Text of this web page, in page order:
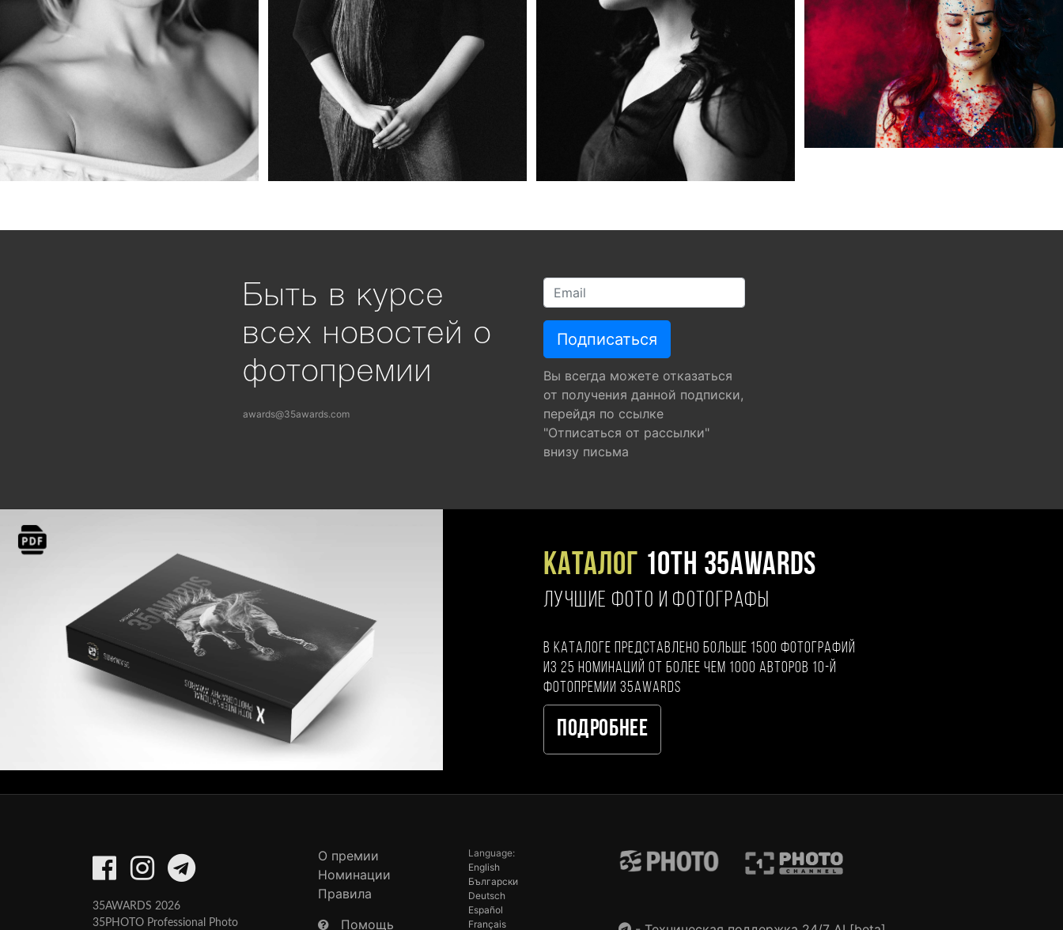
Быть в курсе
всех новостей о
фотопремии
awards@35awards.com
Вы всегда можете отказаться
от получения данной подписки,
перейдя по ссылке
"Отписаться от рассылки"
внизу письма
Каталог 10TH 35AWARDS
ЛУЧШИЕ ФОТО И ФОТОГРАФЫ
В каталоге представлено больше 1500 фотографий
из 25 номинаций от более чем 1000 авторов 10-й
фотопремии 35AWARDS
Подробнее
35AWARDS 2026
35PHOTO Professional Photo
О премии
Номинации
Правила
Помощь
Language:
English
Български
Deutsch
Español
Français